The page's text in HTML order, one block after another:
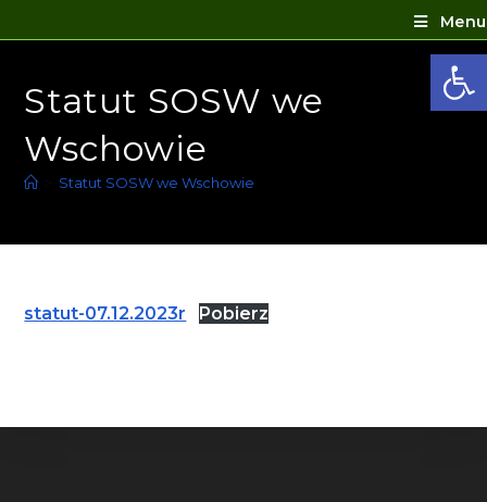
Menu
Statut SOSW we
Wschowie
Statut SOSW we Wschowie
statut-07.12.2023r Pobierz